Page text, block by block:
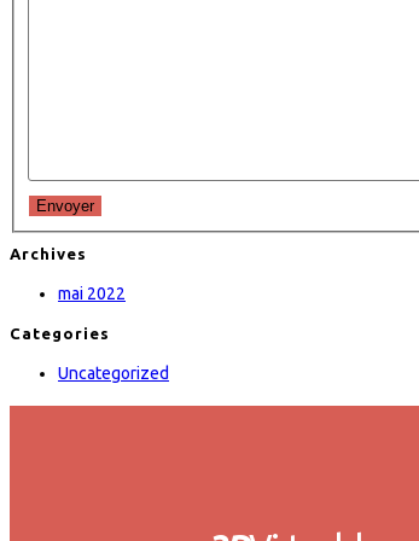
Envoyer
Archives
mai 2022
Categories
Uncategorized